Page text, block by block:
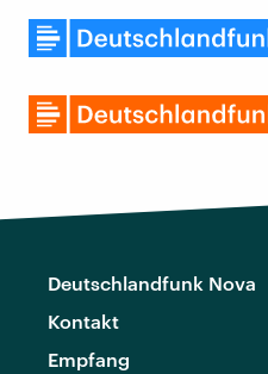
Deutschlandfunk Nova
Kontakt
Empfang